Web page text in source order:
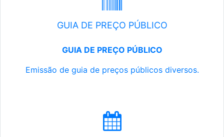
GUIA DE PREÇO PÚBLICO
GUIA DE PREÇO PÚBLICO
Emissão de guia de preços públicos diversos.